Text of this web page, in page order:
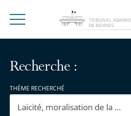
Menu
Recherche :
THÈME RECHERCHÉ